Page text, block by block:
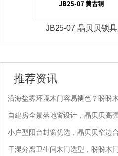
JB25-07 晶贝贝锁具
推荐资讯
沿海盐雾环境木门容易褪色？盼盼
自建房全景落地窗设计，晶贝贝高
小户型阳台封窗优选，晶贝贝窄边
干湿分离卫生间木门选型，盼盼木